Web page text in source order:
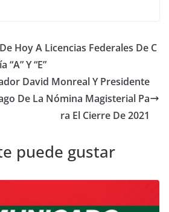
Hoy A Licencias Federales De C
Y “E”
David Monreal Y Presidente
De La Nómina Magisterial Pa
ra El Cierre De 2021
puede gustar